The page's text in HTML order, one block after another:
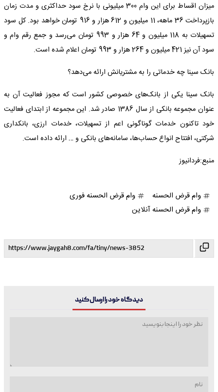
میزان اقساط برای این وام 300 میلیونی با نرخ سود حداکثری و مدت زمان
بازپرداخت 36 ماهه، 11 میلیون و 612 هزار و 916 تومان خواهد بود. کل سود
تسهیلات به 118 میلیون و 64 هزار و 993 تومان می‌رسد و جمع رقم وام و
سود آن نیز 421 میلیون و 264 هزار و 993 تومان اعلام شده است.
بانک سینا چه خدماتی را به مشتریانش ارائه می‌دهد؟
بانک سینا یکی از بانک‌های خصوصی کشور است که مجوز فعالیت آن به
عنوان مجموعه بانکی از سال 1386 صادر شد. این مجموعه از ابتدای فعالیت
خود تاکنون خدمات گوناگونی اعم از تسهیلات، خدمات ارزی، بانکداری
شرکتی، افتتاح انواع حساب‌ها، سامانه‌های بانکی و … ارائه داده است.
منبع:فردانیوز
وام قرض الحسنه
وام قرض الحسنه فوری
وام قرض الحسنه آنلاین
دیدگاه خود را ارسال کنید